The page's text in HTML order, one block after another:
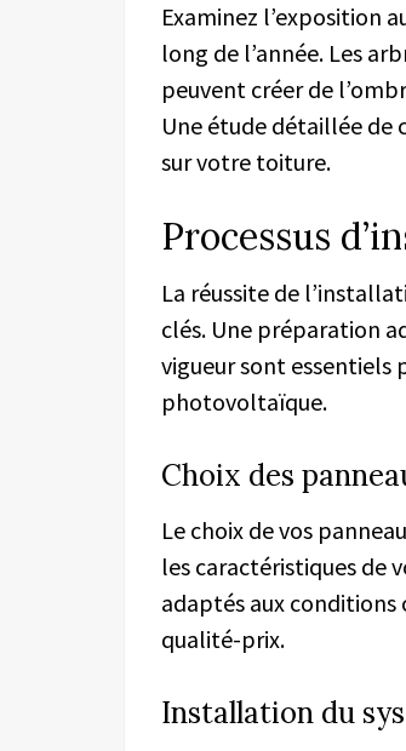
Examinez l’exposition
long de l’année. Les
peuvent créer de
Une étude détaillée de
sur votre toiture.
Processus
La réussite de
clés. Une préparation
vigueur sont essentiels
photovoltaïque.
Choix des
Le choix de vos
les caractéristiques de
adaptés aux
qualité-prix.
Installation du